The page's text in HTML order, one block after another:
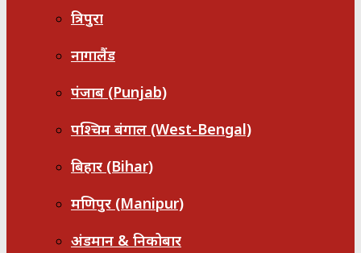
त्रिपुरा
नागालैंड
पंजाब (Punjab)
पश्चिम बंगाल (West-Bengal)
बिहार (Bihar)
मणिपुर (Manipur)
अंडमान & निकोबार